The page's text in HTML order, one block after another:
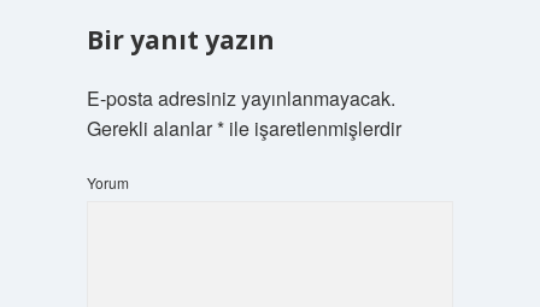
Bir yanıt yazın
E-posta adresiniz yayınlanmayacak.
Gerekli alanlar*ile işaretlenmişlerdir
Yorum